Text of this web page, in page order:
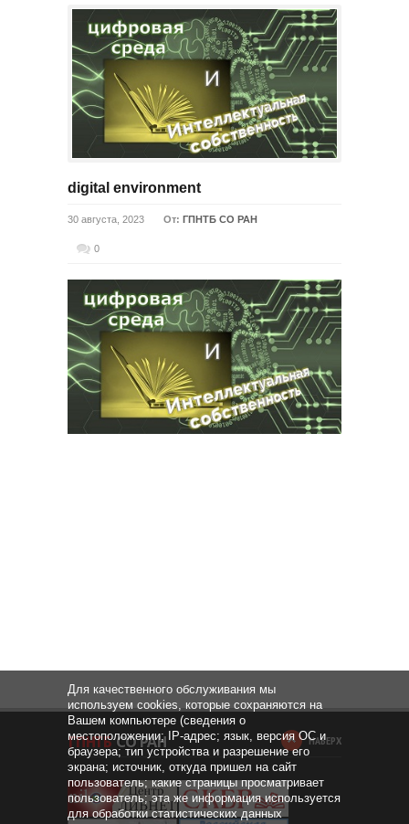
digital environment
30 августа, 2023 От: ГПНТБ СО РАН
0
НАВЕРХ
Для качественного обслуживания мы
используем cookies, которые сохраняются на
Вашем компьютере (сведения о
местоположении; IP-адрес; язык, версия ОС и
браузера; тип устройства и разрешение его
экрана; источник, откуда пришел на сайт
пользователь; какие страницы просматривает
пользователь; эта же информация используется
для обработки статистических данных